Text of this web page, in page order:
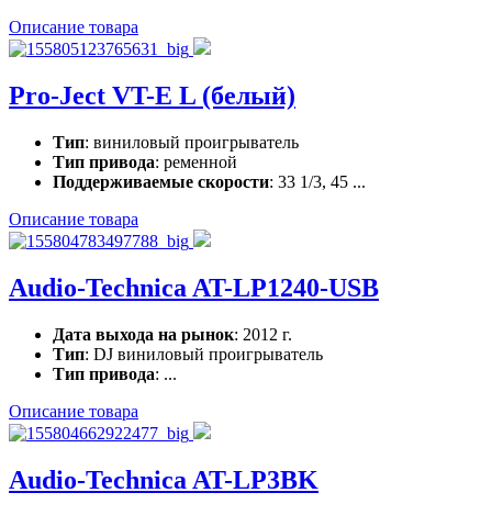
Описание товара
Pro-Ject VT-E L (белый)
Тип: виниловый проигрыватель
Тип привода: ременной
Поддерживаемые скорости: 33 1/3, 45 ...
Описание товара
Audio-Technica AT-LP1240-USB
Дата выхода на рынок: 2012 г.
Тип: DJ виниловый проигрыватель
Тип привода: ...
Описание товара
Audio-Technica AT-LP3BK